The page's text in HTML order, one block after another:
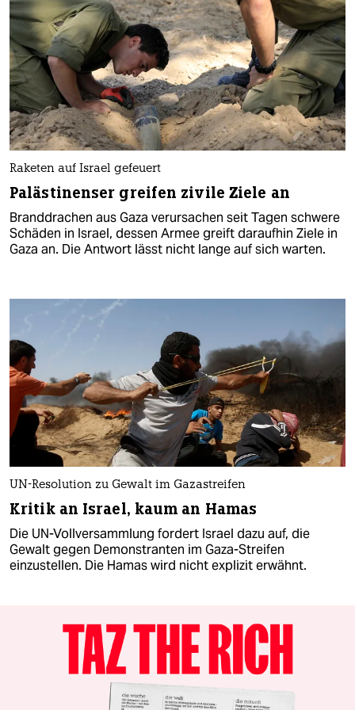
Raketen auf Israel gefeuert
Palästinenser greifen zivile Ziele an
Branddrachen aus Gaza verursachen seit Tagen schwere
Schäden in Israel, dessen Armee greift daraufhin Ziele in
Gaza an. Die Antwort lässt nicht lange auf sich warten.
UN-Resolution zu Gewalt im Gazastreifen
Kritik an Israel, kaum an Hamas
Die UN-Vollversammlung fordert Israel dazu auf, die
Gewalt gegen Demonstranten im Gaza-Streifen
einzustellen. Die Hamas wird nicht explizit erwähnt.